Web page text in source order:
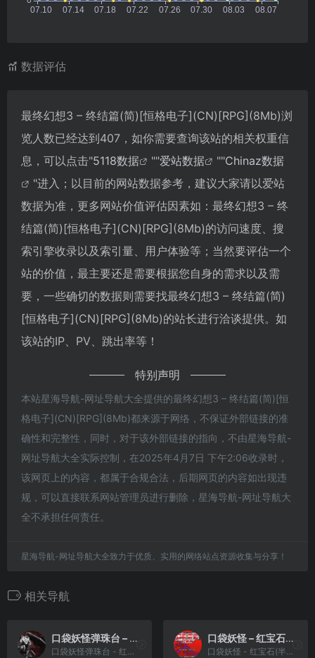
数据评估
最终幻想3 – 终结篇(简)[恒格电子](CN)[RPG](8Mb)浏
览人数已经达到407，如你需要查询该站的相关权重信
息，可以点击"5118数据 ""爱站数据 ""Chinaz数据
"进入；以目前的网站数据参考，建议大家请以爱站
数据为准，更多网站价值评估因素如：最终幻想3 – 终
结篇(简)[恒格电子](CN)[RPG](8Mb)的访问速度、搜
索引擎收录以及索引量、用户体验等；当然要评估一个
站的价值，最主要还是需要根据您自身的需求以及需
要，一些确切的数据则需要找最终幻想3 – 终结篇(简)
[恒格电子](CN)[RPG](8Mb)的站长进行洽谈提供。如
该站的IP、PV、跳出率等！
特别声明
本站星海导航-网址导航大全提供的最终幻想3 – 终结篇(简)[恒
格电子](CN)[RPG](8Mb)都来源于网络，不保证外部链接的准
确性和完整性，同时，对于该外部链接的指向，不由星海导航-
网址导航大全实际控制，在2025年4月7日 下午2:06收录时，
该网页上的内容，都属于合规合法，后期网页的内容如出现违
规，可以直接联系网站管理员进行删除，星海导航-网址导航大
全不承担任何责任。
星海导航-网址导航大全致力于优质、实用的网络站点资源收集与分享！
相关导航
口袋妖怪弹珠台 – 红宝石&蓝宝石[红魔](简)(JP)(64.29Mb)
口袋妖怪弹珠台 - 红宝石&蓝宝石[红魔](简)(JP)(64.29Mb)
口袋妖怪 – 红宝石(半汉化版)[口袋丶阿龙+HPHHPT](简)(US)(256Mb)
口袋妖怪 - 红宝石(半汉化版)[口袋丶阿龙+HPHHPT](简)(US)(256Mb)